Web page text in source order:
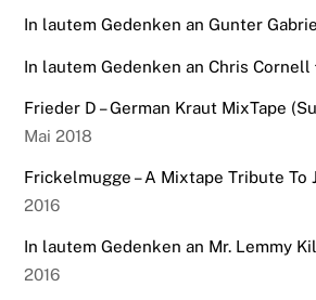
In lautem Gedenken an Gunter
In lautem Gedenken an Chris Cornell
Frieder D – German Kraut MixTape
Mai 2018
Frickelmugge – A Mixtape Tribute To
2016
In lautem Gedenken an Mr. Lemmy
2016